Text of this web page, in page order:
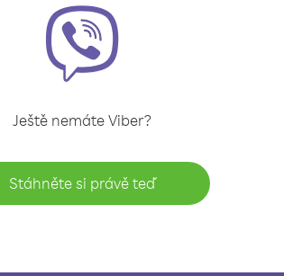
Ještě nemáte Viber?
Stáhněte si právě teď